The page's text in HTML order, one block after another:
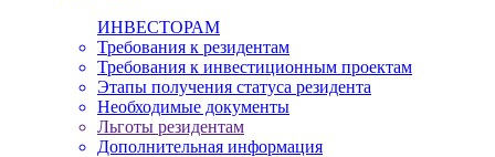
ИНВЕСТОРАМ
Требования к резидентам
Требования к инвестиционным проектам
Этапы получения статуса резидента
Необходимые документы
Льготы резидентам
Дополнительная информация